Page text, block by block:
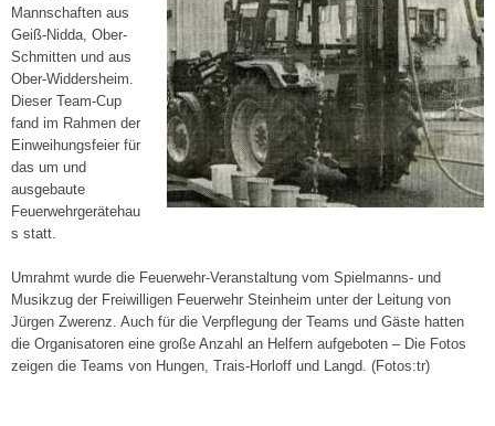
Mannschaften aus
Geiß-Nidda, Ober-
Schmitten und aus
Ober-Widdersheim.
Dieser Team-Cup
fand im Rahmen der
Einweihungsfeier für
das um und
ausgebaute
Feuerwehrgerätehau
s statt.
Umrahmt wurde die Feuerwehr-Veranstaltung vom Spielmanns- und
Musikzug der Freiwilligen Feuerwehr Steinheim unter der Leitung von
Jürgen Zwerenz. Auch für die Verpflegung der Teams und Gäste hatten
die Organisatoren eine große Anzahl an Helfern aufgeboten – Die Fotos
zeigen die Teams von Hungen, Trais-Horloff und Langd. (Fotos:tr)